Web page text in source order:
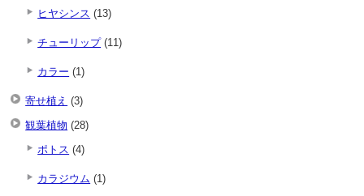
ヒヤシンス (13)
チューリップ(11)
カラー (1)
寄せ植え (3)
観葉植物 (28)
ポトス (4)
カラジウム (1)